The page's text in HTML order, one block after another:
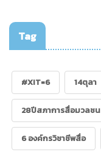
Tag
#XIT=6 14ตุลา
28ปีสภาการสื่อมวลชน
6 องค์กรวิชาชีพสื่อ